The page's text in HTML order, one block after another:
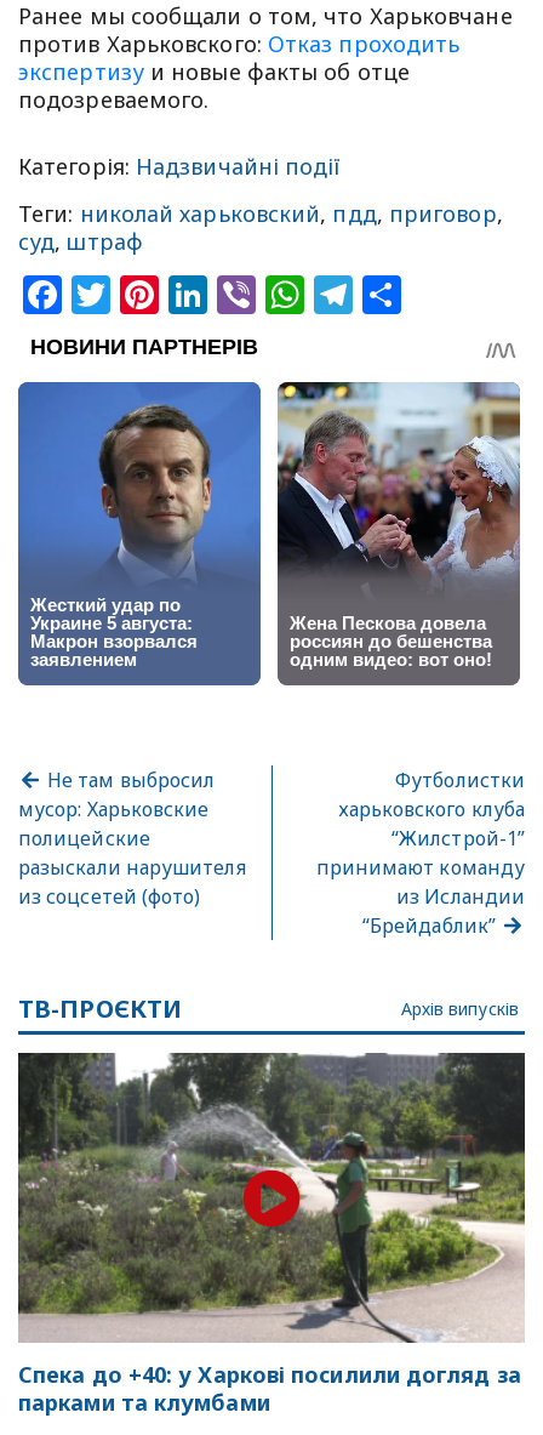
Ранее мы сообщали о том, что Харьковчане
против Харьковского: Отказ проходить
экспертизуи новые факты об отце
подозреваемого.
Категорія: Надзвичайні події
Теги: николай харьковский, пдд, приговор,
суд, штраф
Facebook
Twitter
Pinterest
LinkedIn
ViberWhatsApp
Telegram
Не там выбросил
мусор: Харьковские
полицейские
разыскали нарушителя
из соцсетей (фото)
Футболистки
харьковского клуба
“Жилстрой-1”
принимают команду
из Исландии
“Брейдаблик”
ТВ-ПРОЄКТИ Архів випусків
Спека до +40: у Харкові посилили догляд за
парками та клумбами